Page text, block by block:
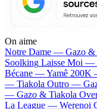
On aime
Notre Dame — Gazo &
Soolking Laisse Moi —
Bécane —Yamê 200K
— Tiakola Outro —
— Gazo & Tiakola
La League — Werenoi